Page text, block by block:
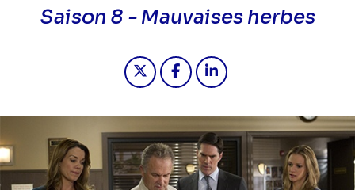
Saison 8 -Mauvaises herbes
Partager "2026-06-11 23:00 -
Partager "2026-06-11